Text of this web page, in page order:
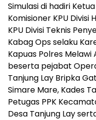
Simulasi di hadiri
Komisioner KPU Divisi
KPU Divisi Teknis
Kabag Ops selaku
Kapuas Polres Melawi
beserta pejabat
Tanjung Lay Bripka
Simare Mare, Kades
Petugas PPK
Desa Tanjung Lay